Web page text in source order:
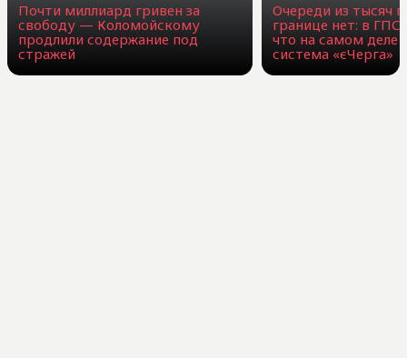
Почти миллиард гривен за
свободу — Коломойскому
продлили содержание под
стражей
Очереди из тысяч
границе нет: в
что на самом деле
система «єЧерга»